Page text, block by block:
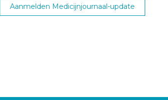
Aanmelden Medicijnjournaal-update